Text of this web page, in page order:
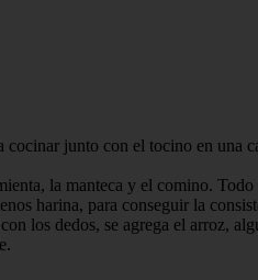
junto con el tocino en una
la manteca y el comino.
harina, para conseguir la
los dedos, se agrega el arroz,